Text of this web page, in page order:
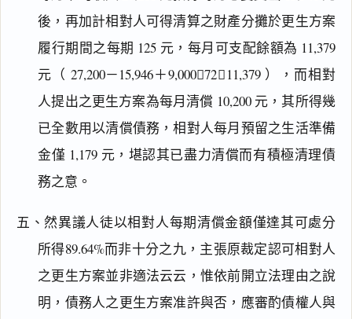
後，再加計相對人可得清算之財產分攤於更生方案
履行期間之每期 125 元，每月可支配餘額為 11,379
元（ 27,200－15,946＋9,00072＝11,379 ），而相對
人提出之更生方案為每月清償 10,200 元，其所得幾
已全數用以清償債務，相對人每月預留之生活準備
金僅 1,179 元，堪認其已盡力清償而有積極清理債
務之意。
五、然異議人徒以相對人每期清償金額僅達其可處分
所得89.64%而非十分之九，主張原裁定認可相對人
之更生方案並非適法云云，惟依前開立法理由之說
明，債務人之更生方案准許與否，應審酌債權人與